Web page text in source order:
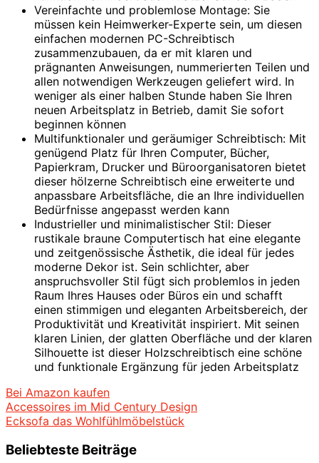
Vereinfachte und problemlose Montage: Sie
müssen kein Heimwerker-Experte sein, um diesen
einfachen modernen PC-Schreibtisch
zusammenzubauen, da er mit klaren und
prägnanten Anweisungen, nummerierten Teilen und
allen notwendigen Werkzeugen geliefert wird. In
weniger als einer halben Stunde haben Sie Ihren
neuen Arbeitsplatz in Betrieb, damit Sie sofort
beginnen können
Multifunktionaler und geräumiger Schreibtisch: Mit
genügend Platz für Ihren Computer, Bücher,
Papierkram, Drucker und Büroorganisatoren bietet
dieser hölzerne Schreibtisch eine erweiterte und
anpassbare Arbeitsfläche, die an Ihre individuellen
Bedürfnisse angepasst werden kann
Industrieller und minimalistischer Stil: Dieser
rustikale braune Computertisch hat eine elegante
und zeitgenössische Ästhetik, die ideal für jedes
moderne Dekor ist. Sein schlichter, aber
anspruchsvoller Stil fügt sich problemlos in jeden
Raum Ihres Hauses oder Büros ein und schafft
einen stimmigen und eleganten Arbeitsbereich, der
Produktivität und Kreativität inspiriert. Mit seinen
klaren Linien, der glatten Oberfläche und der klaren
Silhouette ist dieser Holzschreibtisch eine schöne
und funktionale Ergänzung für jeden Arbeitsplatz
Bei Amazon kaufen
Beitragsnavigation
Vorheriger
Beitrag:
Accessoires im Mid Century Design
Nächster
Ecksofa das Wohlfühlmöbelstück
Beliebteste Beiträge